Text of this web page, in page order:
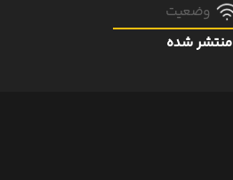
وضعیت
منتشر شده